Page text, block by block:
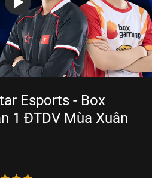
Esports - Box
1 ĐTDV Mùa Xuân